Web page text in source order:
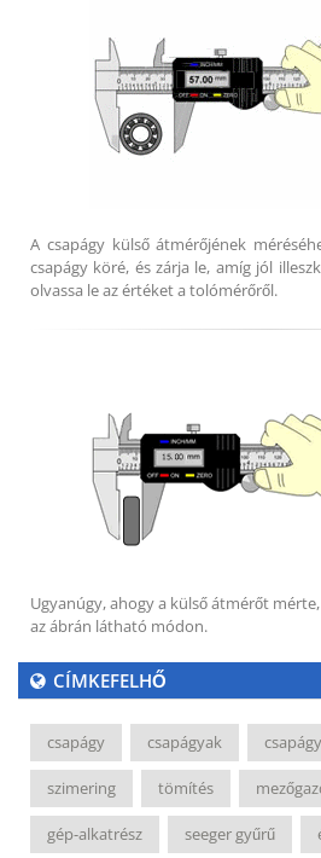
A csapágy külső átmérőjének
csapágy köré, és zárja le, amíg jól
olvassa le az értéket a tolómérőről.
Ugyanúgy, ahogy a külső átmérőt
az ábrán látható módon.
CÍMKEFELHŐ
csapágy csapágyak
szimering tömítés
gép-alkatrész seeger gyűrű